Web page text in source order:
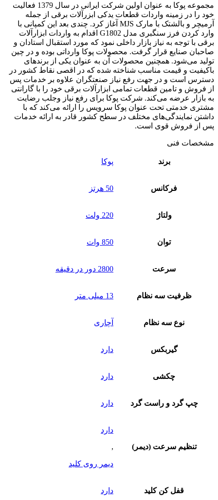
مجموعه پوکا به عنوان اولین شرکت ایرانی در سال 1379 فعالیت
خود را در زمینه واردات قطعات یدکی ابزرآلات برقی از جمله
آرمیچر و بالشتک با مارک MJS آغاز کرد. چندی بعد این کمپانی با
وارد کردن فرز سنگبری مدل G1802 اقدام به واردات ابزارآلات
برقی با توجه به نیاز بازار داخلی نمود که مورد استقبال استادان و
صاحبان صنایع قرار گرفت. محصولات پوکا وارداتی بوده و در چین
تولید می‌شود. همچنین محصولات آن به عنوان یکی از برندهای
باکیفیت و قیمت مناسب شناخته شده که در اقصی نقاط کشور در
دسترس است و در جهت رفع نیاز صنعتگران علاوه بر خدمات پس
از فروش و تامین قطعات تمامی ابزارآلات برقی خود را با گارانتی
به بازار عرضه می‌کند. شرکت پوکا برای رفع نیاز وجلب رضایت
مشتری خدمتی تحت عنوان پوکا سرویس را ارائه می‌کند که با
داشتن نمایندگی‌های مختلف در سطح کشور قادر به ارائه خدمات
پس از فروش قوی است.
مشخصات فنی
برند پوکا
فرکانس 50 هرتز
ولتاژ 220 ولت
توان 850 وات
سرعت 2800 دور در دقیقه
ظرفیت سه نظام 13 میلی متر
نوع سه نظام آچاری
گیربکس دارد
چکشی دارد
چپ گرد و راست گرد دارد
تنظیم سرعت (دیمر)
دارد
,
دیمر روی کلید
قفل کن کلید دارد